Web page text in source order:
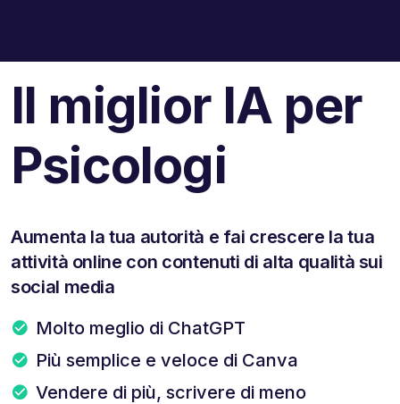
Il miglior IA per
Psicologi
Aumenta la tua autorità e fai crescere la tua
attività online con contenuti di alta qualità sui
social media
Molto meglio di ChatGPT
Più semplice e veloce di Canva
Vendere di più, scrivere di meno